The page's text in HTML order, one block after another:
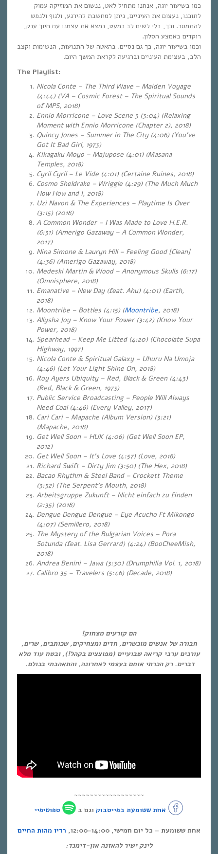
כמו בשיעור יוגה, אנחנו מתחיל לאט, ננשום את המוזיקה עמוק
לתוכנו, נעצום את העיניים, ניתן למחשבת להירגע, ולגוף ולנפש
להתמסר. וכך, בלי לשים לב כמעט, נמצא את עצמנו עם חיוך ענק,
רוקדים באמצע הסלון.
וכמו בשיעור יוגה, כך גם נסיים. בהאטה של התנועות, הנשימות וקצב
הלב, בעצימת העיניים וברגיעה לקראת המשך היום.
The Playlist:
Nicola Conte – The Third Wave – Maiden Voyage
(4:44) (VA – Cosmic Forest – The Spiritual Sounds
of MPS, 2018)
Ennio Morricone – Love Scene 3 (3:04) (Relaxing
Moment with Ennio Morricone (Chapter 2), 2018)
Quincy Jones – Summer in The City (4:06) (You’ve
Got It Bad Girl, 1973)
Kikagaku Moyo – Majupose (4:01) (Masana
Temples, 2018)
Cyril Cyril – Le Vide (4:01) (Certaine Ruines, 2018)
Cosmo Sheldrake – Wriggle (4:29) (The Much Much
How How and I, 2018)
Uzi Navon & The Experiences – Playtime Is Over
(3:15) (2018)
A Common Wonder – I Was Made to Love H.E.R.
(6:31) (Amerigo Gazaway – A Common Wonder,
2017)
Nina Simone & Lauryn Hill – Feeling Good [Clean]
(4:36) (Amerigo Gazaway, 2018)
Medeski Martin & Wood – Anonymous Skulls (6:17)
(Omnisphere, 2018)
Emanative – New Day (feat. Ahu) (4:01) (Earth,
2018)
Moontribe – Bottles (4:15) (Moontribe, 2018)
Allysha Joy – Know Your Power (3:42) (Know Your
Power, 2018)
Spearhead – Keep Me Lifted (4:20) (Chocolate Supa
Highway, 1997)
Nicola Conte & Spiritual Galaxy – Uhuru Na Umoja
(4:46) (Let Your Light Shine On, 2018)
Roy Ayers Ubiquity – Red, Black & Green (4:43)
(Red, Black & Green, 1973)
Public Service Broadcasting – People Will Always
Need Coal (4:46) (Every Valley, 2017)
Cari Cari – Mapache (Album Version) (3:21)
(Mapache, 2018)
Get Well Soon – HUK (4:06) (Get Well Soon EP,
2012)
Get Well Soon – It’s Love (4:57) (Love, 2016)
Richard Swift – Dirty Jim (3:50) (The Hex, 2018)
Bacao Rhythm & Steel Band – Crockett Theme
(3:52) (The Serpent’s Mouth, 2018)
Arbeitsgruppe Zukunft – Nicht einfach zu finden
(2:35) (2018)
Dengue Dengue Dengue – Eye Acucho Ft Mikongo
(4:07) (Semillero, 2018)
The Mystery of the Bulgarian Voices – Pora
Sotunda (feat. Lisa Gerrard) (4:24) (BooCheeMish,
2018)
Andrea Benini – Jawa (3:30) (Drumphilia Vol. 1, 2018)
Calibro 35 – Travelers (5:46) (Decade, 2018)
הם קורעים מצחוק!
חבורה של אנשים מוכשרים, חדים ומצחיקים, שכותבים, שרים,
עורכים ערבי קריאה שבועיים (מפוצצים בקהל!), ובטח עוד מלא
דברים. רק הכרתי אותם בעצמי לאחרונה, והתאהבתי בכולם.
~~~~~~~~~~~~~~~~~~
אחת ששומעת בפייסבוק וגם ב ספוטיפיי
אחת ששומעת – כל יום חמישי, 12:00-14:00,
רדיו מהות החיים
לינק ישיר להאזנה און-דימנד: